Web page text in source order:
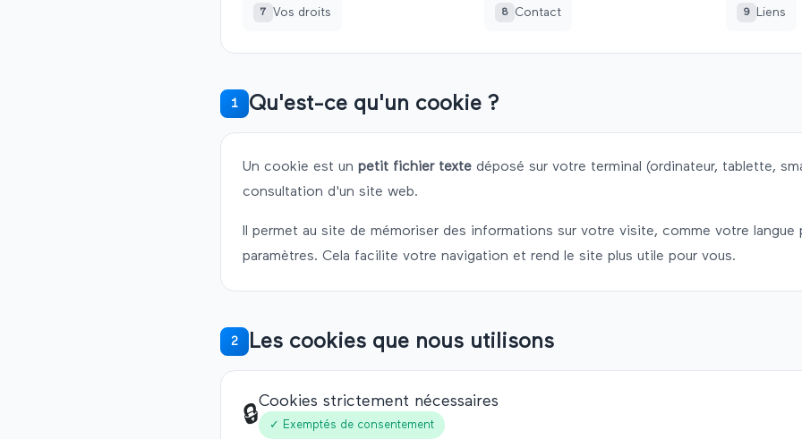
7 Vos droits 8 Contact 9 Liens
1 Qu'est-ce qu'un cookie ?
Un cookie est un petit fichier texte déposé sur votre terminal (ordinateur, tablette,
consultation d'un site web.
Il permet au site de mémoriser des informations sur votre visite, comme votre langue
paramètres. Cela facilite votre navigation et rend le site plus utile pour vous.
2 Les cookies que nous utilisons
🔒
Cookies strictement nécessaires
✓ Exemptés de consentement